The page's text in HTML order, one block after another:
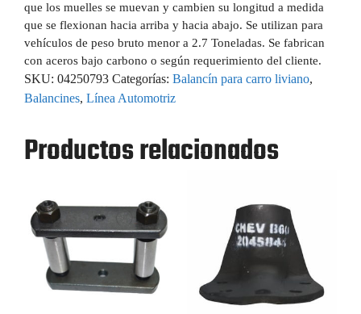
que los muelles se muevan y cambien su longitud a medida
que se flexionan hacia arriba y hacia abajo. Se utilizan para
vehículos de peso bruto menor a 2.7 Toneladas. Se fabrican
con aceros bajo carbono o según requerimiento del cliente.
SKU: 04250793 Categorías: Balancín para carro liviano,
Balancines, Línea Automotriz
Productos relacionados